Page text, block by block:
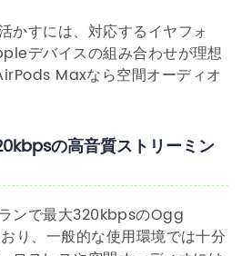
かすには、対応するイヤフォ
デバイスの組み合わせが理想
Maxなら空間オーディオ
の高音質ストリーミン
ンで最大320kbpsのOgg
り、一般的な使用環境では十分